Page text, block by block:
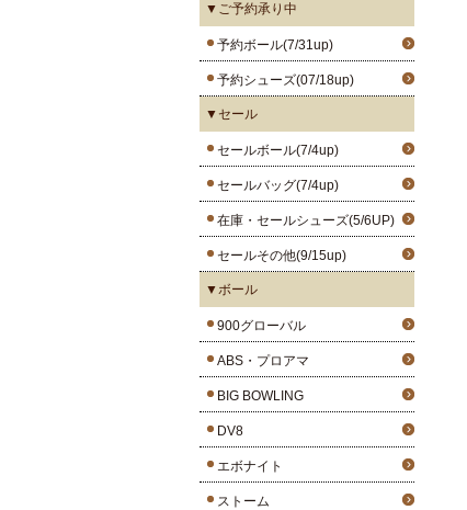
▼ご予約承り中
予約ボール(7/31up)
予約シューズ(07/18up)
▼セール
セールボール(7/4up)
セールバッグ(7/4up)
在庫・セールシューズ(5/6UP)
セールその他(9/15up)
▼ボール
900グローバル
ABS・プロアマ
BIG BOWLING
DV8
エボナイト
ストーム